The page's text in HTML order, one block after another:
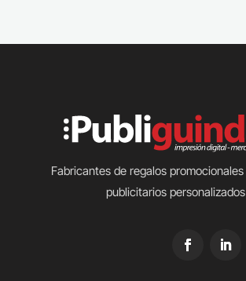
Fabricantes de regalos
publicitarios personalizados